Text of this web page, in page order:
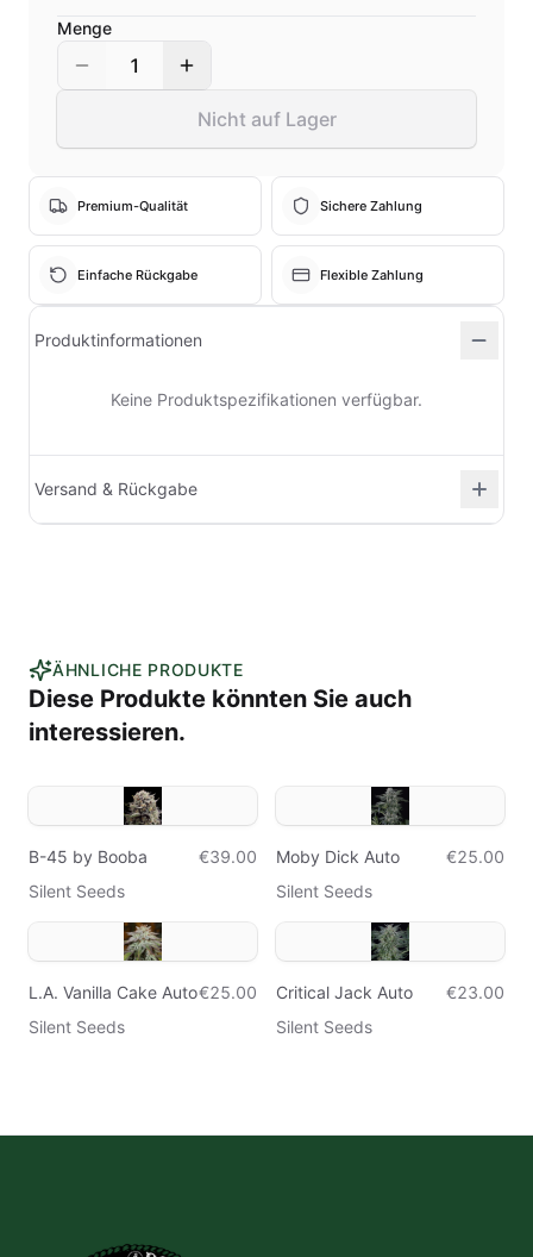
Menge
1
Nicht auf Lager
Premium-Qualität Sichere Zahlung
Einfache Rückgabe Flexible Zahlung
Produktinformationen
Keine Produktspezifikationen verfügbar.
Versand & Rückgabe
ÄHNLICHE PRODUKTE
Diese Produkte könnten Sie auch
interessieren.
B-45 by Booba
€39.00
Silent Seeds
Moby Dick Auto
€25.00
Silent Seeds
L.A. Vanilla Cake Auto€25.00
Silent Seeds
Critical Jack Auto
€23.00
Silent Seeds